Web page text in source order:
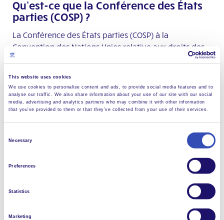
This website uses cookies
We use cookies to personalise content and ads, to provide social media features and to
analyse our traffic. We also share information about your use of our site with our social
media, advertising and analytics partners who may combine it with other information
that you’ve provided to them or that they’ve collected from your use of their services.
Necessary
Preferences
Statistics
Marketing
Qu’est-ce que la Conférence des États
parties (COSP) ?
La Conférence des États parties (COSP) à la
Convention des Nations Unies relative aux droits des
personnes handicapées (CDPH) rassemble des
ainsi que des représentants des gouvernements et de
l’ONU pour un dialogue et une action commune.
international visant à garantir la dignité, les droits,
l’inclusion sociale pleine et entière et les opportunités
pour les personnes en situation de handicap.
significatif :
La CDPH à 20 ans : célébrer et consolider les